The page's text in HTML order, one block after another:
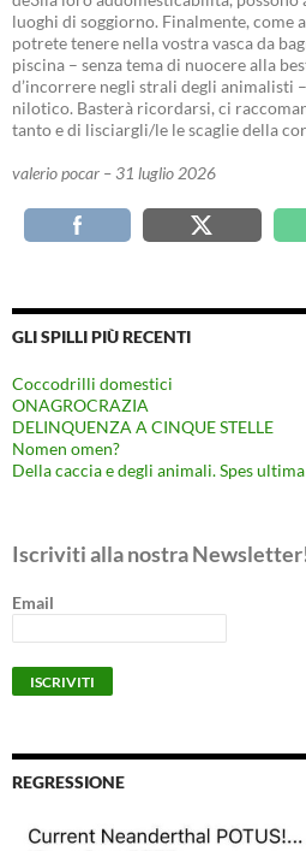
luoghi di soggiorno. Finalmente, come
potrete tenere nella vostra vasca da
piscina – senza tema di nuocere alla
d’incorrere negli strali degli animalisti
nilotico. Basterà ricordarsi, ci
tanto e di lisciargli/le le scaglie della
valerio pocar – 31 luglio 2026
GLI SPILLI PIÙ RECENTI
Coccodrilli domestici
ONAGROCRAZIA
DELINQUENZA A CINQUE STELLE
Nomen omen?
Della caccia e degli animali. Spes
Iscriviti alla nostra
Email
REGRESSIONE